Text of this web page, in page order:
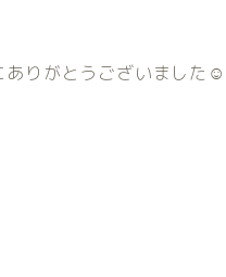
ありがとうございました☺️